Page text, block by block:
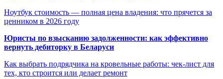
Ноутбук стоимость — полная цена владения: что прячется за
ценником в 2026 году
Юристы по взысканию задолженности: как эффективно
вернуть дебиторку в Беларуси
Как выбрать подрядчика на кровельные работы: чек-лист для
тех, кто строится или делает ремонт